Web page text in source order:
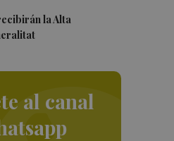
la Alta
al canal